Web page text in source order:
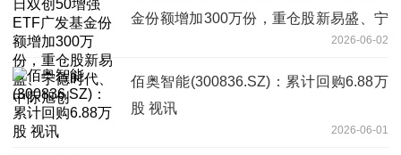
金份额增加300万份，重仓股新易盛、宁
2026-06-02
佰奥智能(300836.SZ)：累计回购6.88万
股 视讯
2026-06-01